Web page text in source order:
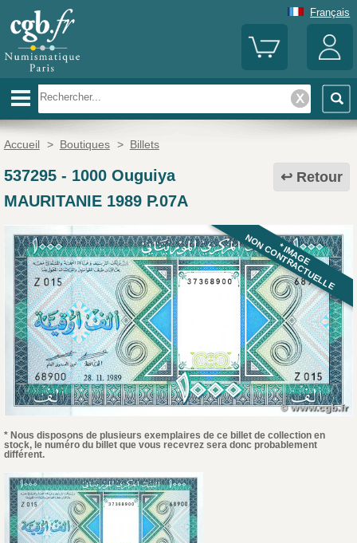
Français
Accueil > Boutiques > Billets
Retour
537295- 1000 Ouguiya
MAURITANIE 1989 P.07A
* IMAGE
NON CONTRACTUELLE
* Nous disposons de plusieurs exemplaires de ce billet de collection en
stock, le numéro du billet que vous recevrez sera donc probablement
différent.